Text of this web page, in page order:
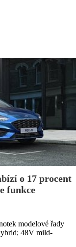
o 17 procent
funkce
modelové řady
48V mild-